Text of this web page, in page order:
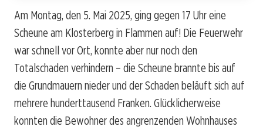
Am Montag, den 5. Mai 2025, ging gegen 17 Uhr eine
Scheune am Klosterberg in Flammen auf! Die Feuerwehr
war schnell vor Ort, konnte aber nur noch den
Totalschaden verhindern – die Scheune brannte bis auf
die Grundmauern nieder und der Schaden beläuft sich auf
mehrere hunderttausend Franken. Glücklicherweise
konnten die Bewohner des angrenzenden Wohnhauses